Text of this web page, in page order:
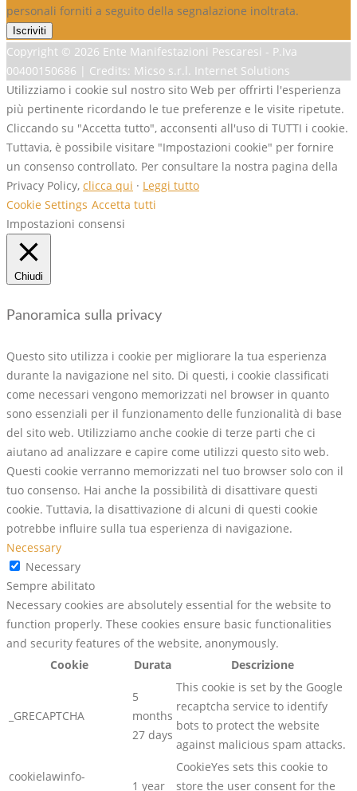
personali forniti a seguito della segnalazione inoltrata.
Copyright © 2026 Ente Manifestazioni Pescaresi - P.Iva
00400150686 | Credits: Micso s.r.l. Internet Solutions
Utilizziamo i cookie sul nostro sito Web per offrirti l'esperienza
più pertinente ricordando le tue preferenze e le visite ripetute.
Cliccando su "Accetta tutto", acconsenti all'uso di TUTTI i cookie.
Tuttavia, è possibile visitare "Impostazioni cookie" per fornire
un consenso controllato. Per consultare la nostra pagina della
Privacy Policy, clicca qui · Leggi tutto
Cookie Settings Accetta tutti
Impostazioni consensi
Chiudi
Panoramica sulla privacy
Questo sito utilizza i cookie per migliorare la tua esperienza
durante la navigazione nel sito. Di questi, i cookie classificati
come necessari vengono memorizzati nel browser in quanto
sono essenziali per il funzionamento delle funzionalità di base
del sito web. Utilizziamo anche cookie di terze parti che ci
aiutano ad analizzare e capire come utilizzi questo sito web.
Questi cookie verranno memorizzati nel tuo browser solo con il
tuo consenso. Hai anche la possibilità di disattivare questi
cookie. Tuttavia, la disattivazione di alcuni di questi cookie
potrebbe influire sulla tua esperienza di navigazione.
Necessary
Necessary
Sempre abilitato
Necessary cookies are absolutely essential for the website to
function properly. These cookies ensure basic functionalities
and security features of the website, anonymously.
Cookie
Durata Descrizione
_GRECAPTCHA
5
months
27 days
This cookie is set by the Google
recaptcha service to identify
bots to protect the website
against malicious spam attacks.
cookielawinfo-
1 year
CookieYes sets this cookie to
store the user consent for the